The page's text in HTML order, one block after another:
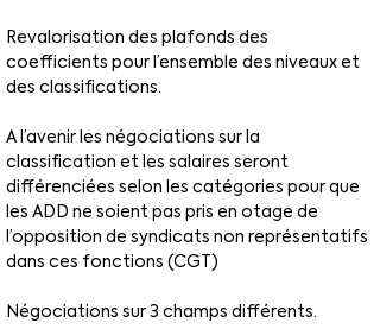
Revalorisation des plafonds des
coefficients pour l’ensemble des niveaux et
des classifications.
A l’avenir les négociations sur la
classification et les salaires seront
différenciées selon les catégories pour que
les ADD ne soient pas pris en otage de
l’opposition de syndicats non représentatifs
dans ces fonctions (CGT)
Négociations sur 3 champs différents.